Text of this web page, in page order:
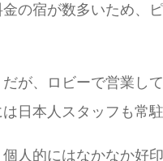
の宿が数多いため、
が、ロビーで営業
日本人スタッフも常
人的にはなかなか好印